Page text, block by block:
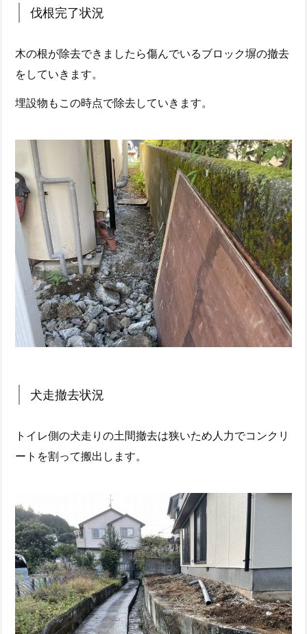
伐根完了状況
木の根が除去できましたら傷んでいるブロック塀の撤去
をしていきます。
埋設物もこの時点で除去していきます。
犬走撤去状況
トイレ側の犬走りの土間撤去は狭いため人力でコンクリ
ートを割って搬出します。